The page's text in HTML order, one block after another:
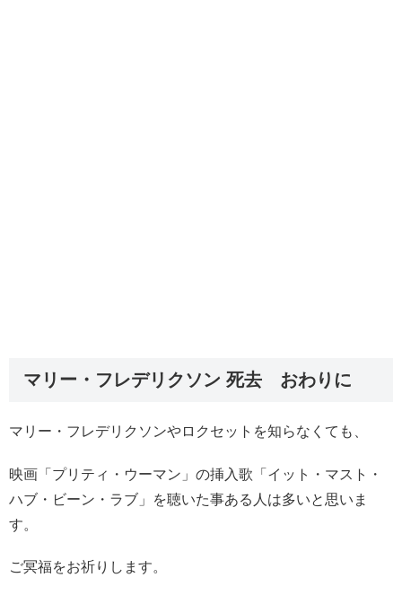
マリー・フレデリクソン 死去 おわりに
マリー・フレデリクソンやロクセットを知らなくても、
映画「プリティ・ウーマン」の挿入歌「イット・マスト・
ハブ・ビーン・ラブ」を聴いた事ある人は多いと思いま
す。
ご冥福をお祈りします。